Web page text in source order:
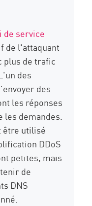
de service
de l'attaquant
plus de trafic
des
des
les réponses
les demandes.
être utilisé
DDoS
petites, mais
de
DNS